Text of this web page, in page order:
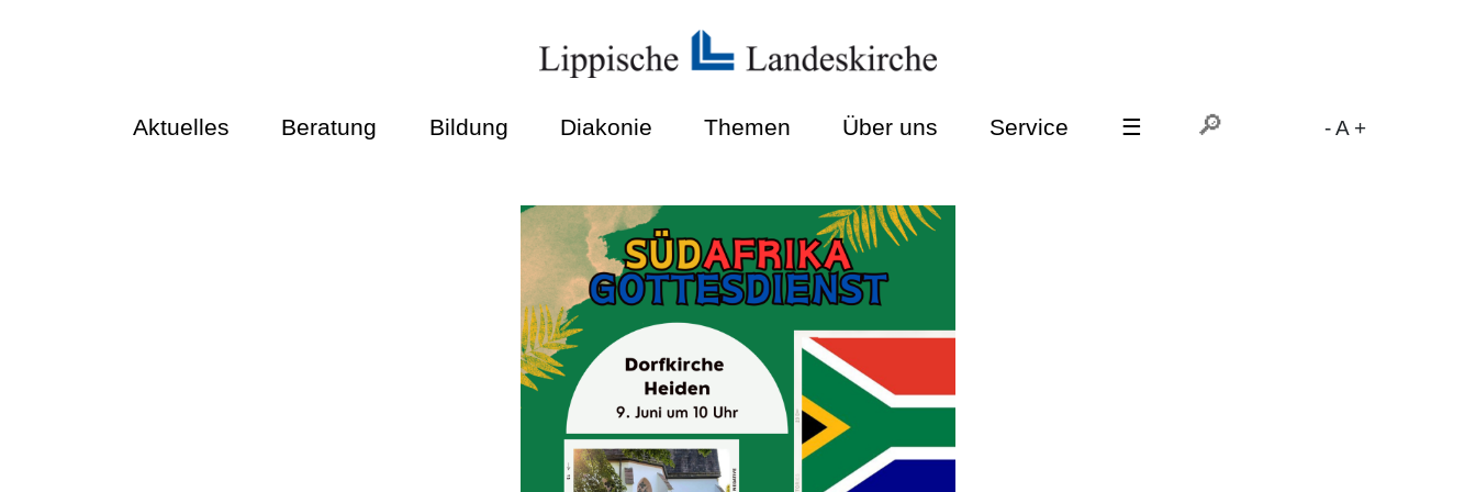
Aktuelles Beratung Bildung Diakonie Themen Über uns Service ☰ -A +